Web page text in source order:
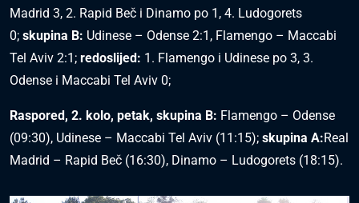
Madrid 3, 2. Rapid Beč i Dinamo po 1, 4. Ludogorets
0; skupina B: Udinese – Odense 2:1, Flamengo – Maccabi
Tel Aviv 2:1; redoslijed: 1. Flamengo i Udinese po 3, 3.
Odense i Maccabi Tel Aviv 0;
Raspored, 2. kolo, petak, skupina B: Flamengo – Odense
(09:30), Udinese – Maccabi Tel Aviv (11:15); skupina A:Real
Madrid – Rapid Beč (16:30), Dinamo – Ludogorets (18:15).